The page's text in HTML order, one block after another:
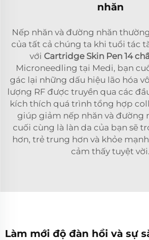
nhăn
Nếp nhăn và đường nhăn
của tất cả chúng ta khi tuổi tác
với Cartridge Skin Pen 14
Microneedling tại Medi, bạn
gác lại những dấu hiệu lão hóa
lượng RF được truyền qua các
kích thích quá trình tổng hợp
giúp giảm nếp nhăn và đường
cuối cùng là làn da của bạn sẽ
hơn, trẻ trung hơn và khỏe
cảm thấy tuyệt vời.
Làm mới độ đàn hồi và sự